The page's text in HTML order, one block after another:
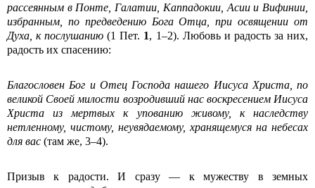
рассеянным в Понте, Галатии, Каппадокии, Асии и Вифинии,
избранным, по предведению Бога Отца, при освящении от
Духа, к послушанию (1 Пет. 1, 1–2). Любовь и радость за них,
радость их спасению:
Благословен Бог и Отец Господа нашего Иисуса Христа, по
великой Своей милости возродивший нас воскресением Иисуса
Христа из мертвых к упованию живому, к наследству
нетленному, чистому, неувядаемому, хранящемуся на небесах
для вас (там же, 3–4).
Призыв к радости. И сразу — к мужеству в земных